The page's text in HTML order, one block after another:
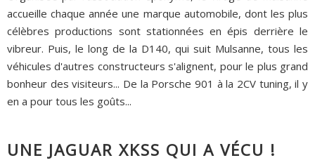
accueille chaque année une marque automobile, dont les plus
célèbres productions sont stationnées en épis derrière le
vibreur. Puis, le long de la D140, qui suit Mulsanne, tous les
véhicules d'autres constructeurs s'alignent, pour le plus grand
bonheur des visiteurs... De la Porsche 901 à la 2CV tuning, il y
en a pour tous les goûts...
UNE JAGUAR XKSS QUI A VÉCU !